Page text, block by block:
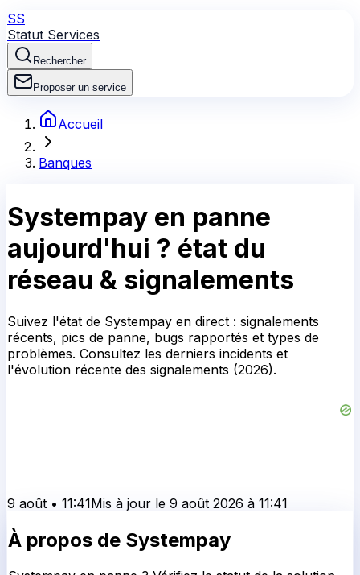
SS
Statut Services
Rechercher
Proposer un service
Accueil
Banques
Systempay en panne
aujourd'hui ? état du
réseau & signalements
Suivez l'état de Systempay en direct : signalements
récents, pics de panne, bugs rapportés et types de
problèmes. Consultez les derniers incidents et
l'évolution récente des signalements (2026).
9 août • 11:41Mis à jour le 9 août 2026 à 11:41
À propos de Systempay